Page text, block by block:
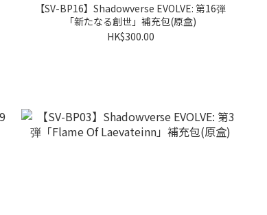
【SV-BP16】Shadowverse EVOLVE: 第16弾
「新たなる創世」補充包(原盒)
HK$300.00